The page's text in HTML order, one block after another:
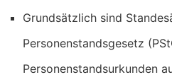
Grundsätzlich sind
Personenstandsgesetz
Personenstandsurkunden